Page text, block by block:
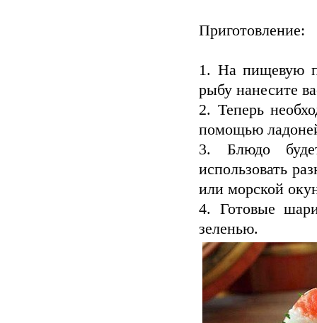
Приготовление:
1. На пищевую
рыбу нанесите
2. Теперь
помощью
3. Блюдо
использовать
или морской
4. Готовые
зеленью.